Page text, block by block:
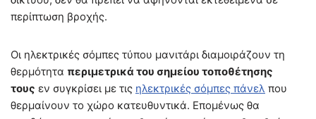
περίπτωση βροχής.
Οι ηλεκτρικές σόμπες τύπου μανιτάρι διαμοιράζουν τη
θερμότητα περιμετρικά του σημείου τοποθέτησης
τους εν συγκρίσει με τις ηλεκτρικές σόμπες πάνελ που
θερμαίνουν το χώρο κατευθυντικά. Επομένως θα